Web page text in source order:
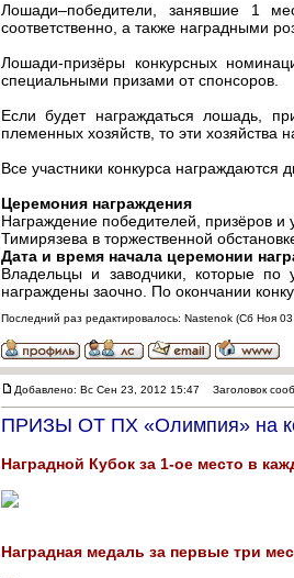
Лошади–победители, занявшие 1
соответственно, а также наградными
Лошади-призёры конкурсных
специальными призами от спонсоров.
Если будет награждаться лошадь,
племенных хозяйств, то эти
Все участники конкурса награждаются
Церемония награждения
Награждение победителей, призёров и
Тимирязева в торжественной
Дата и время начала церемонии
Владельцы и заводчики, которые по
награждены заочно. По окончании
Последний раз редактировалось: Nastenok (Сб Ноя
Добавлено: Вс Сен 23, 2012 15:47 Заголовок
ПРИЗЫ ОТ ПХ «Олимпия» на
Наградной Кубок за 1-ое место в
Наградная медаль за первые три